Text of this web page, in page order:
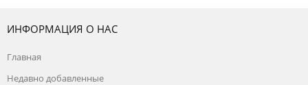
ИНФОРМАЦИЯ О НАС
Главная
Недавно добавленные